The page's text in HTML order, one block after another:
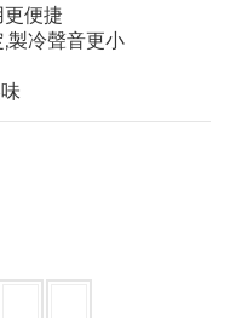
便捷
製冷聲音更小